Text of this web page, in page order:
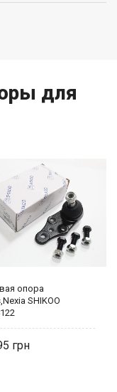
для
опора
SHIKOO